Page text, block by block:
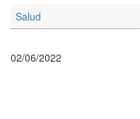
Salud
02/06/2022